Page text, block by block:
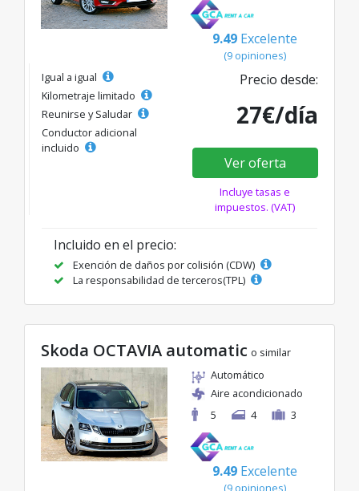
9.49 Excelente
(9 opiniones)
Igual a igual
Kilometraje limitado
Reunirse y Saludar
Conductor adicional
incluido
Precio desde:
27€/día
Ver oferta
Incluye tasas e
impuestos. (VAT)
Incluido en el precio:
Exención de daños por colisión (CDW)
La responsabilidad de terceros(TPL)
Skoda OCTAVIA automatic o similar
Automático
Aire acondicionado
5
4 3
9.49 Excelente
(9 opiniones)